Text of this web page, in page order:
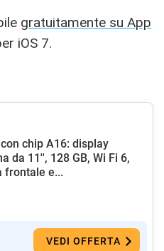
gratuitamente su App
iOS 7.
chip A16: display
da 11'', 128 GB, Wi Fi 6,
frontale e...
VEDI OFFERTA